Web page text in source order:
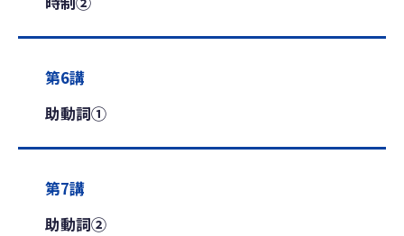
第6講
助動詞①
第7講
助動詞②